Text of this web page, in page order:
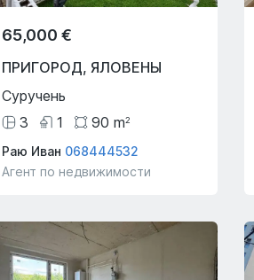
65,000 €
ПРИГОРОД, ЯЛОВЕНЫ
Суручень
3
1 90 m2
Раю Иван 068444532
Агент по недвижимости